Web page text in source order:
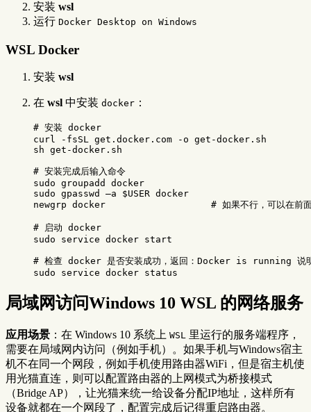
安装 wsl
运行 Docker Desktop on Windows
WSL Docker
安装 wsl
在 wsl 中安装 docker ：
# 安装 docker
curl
-fsSL get.docker.com -o get-docker.sh
sh get-docker.sh
# 安装完成后输入命令
sudo
sudo gpasswd –a $USER docker
# 如果不行，可以在前
# 启动 docker
sudo service docker start
# 检查 docker 是否安装成功，返回：Docker is running 说
sudo
局域网访问Windows 10 WSL 的网络服务
应用场景 ：在 Windows 10 系统上 WSL 里运行的服务端程序，
需要在局域网内访问（例如手机）。如果手机与Windows宿主
机不在同一个网段，例如手机使用路由器WiFi，但是宿主机使
用光猫直连，则可以配置路由器的上网模式为桥接模式
（Bridge AP），让光猫来统一给设备分配IP地址，这样所有
设备就都在一个网段了，配置完成后记得重启路由器。